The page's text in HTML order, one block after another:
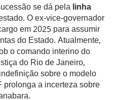
se dá pelalinha
O ex-vice-governador
em 2025 para assumir
do Estado. Atualmente,
o comando interino do
do Rio de Janeiro,
sobre o modelo
a incerteza sobre